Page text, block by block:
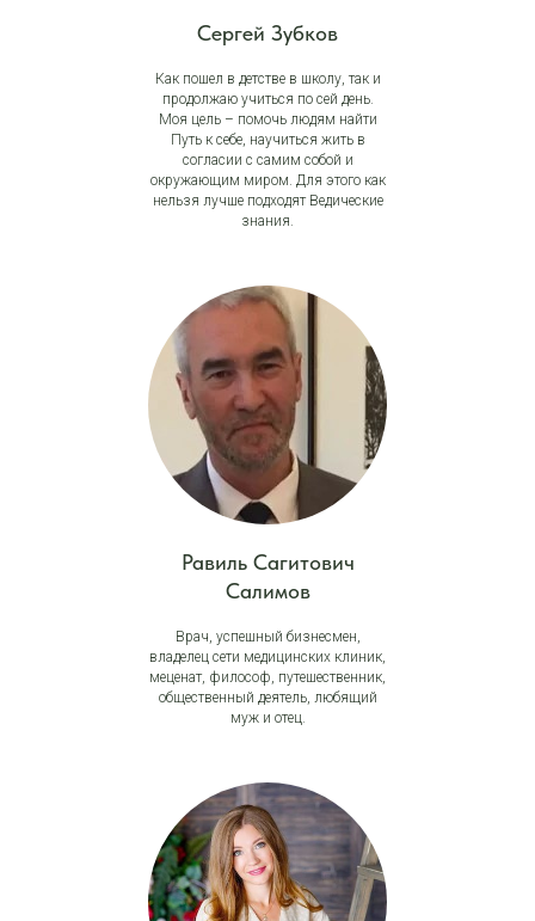
Сергей Зубков
Как пошел в детстве в школу, так и
продолжаю учиться по сей день.
Моя цель – помочь людям найти
Путь к себе, научиться жить в
согласии с самим собой и
окружающим миром. Для этого как
нельзя лучше подходят Ведические
знания.
Равиль Сагитович
Салимов
Врач, успешный бизнесмен,
владелец сети медицинских клиник,
меценат, философ, путешественник,
общественный деятель, любящий
муж и отец.